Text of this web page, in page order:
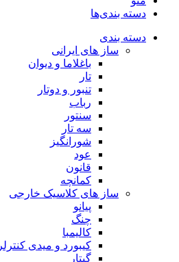
دسته بندی‌ها
دسته بندی
ساز های ایرانی
باغلاما و دیوان
تار
تنبور و دوتار
رباب
سنتور
سه تار
شورانگیز
عود
قانون
کمانچه
ساز های کلاسیک خارجی
پیانو
چنگ
کالیمبا
کیبورد و میدی کنترلر
گیتار